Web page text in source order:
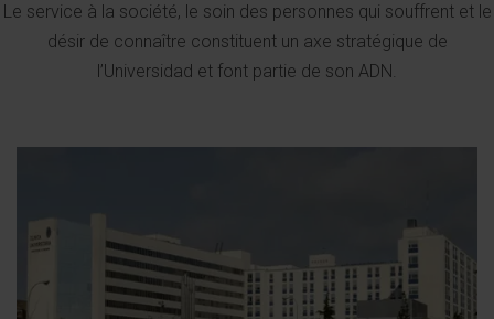
Le service à la société, le soin des personnes qui souffrent et le
désir de connaître constituent un axe stratégique de
l’Universidad et font partie de son ADN.